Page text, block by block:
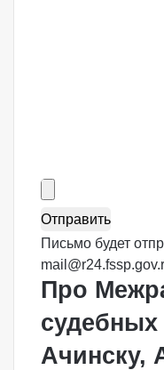
Письмо будет
Про
судебных
Ачинску,